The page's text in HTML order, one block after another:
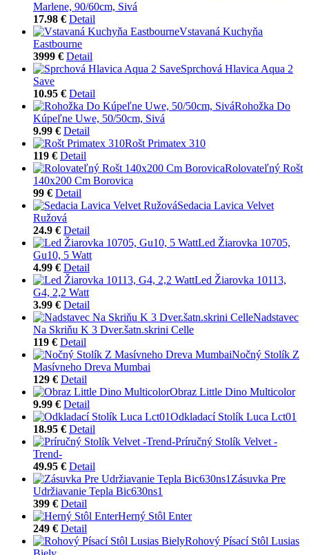
Marlene, 90/60cm, Sivá
17.98 € Detail
Vstavaná Kuchyňa
Eastbourne
3999 € Detail
Sprchová Hlavica Aqua 2
Save
10.95 € Detail
Rohožka Do
Kúpeľne Uwe, 50/50cm, Sivá
9.99 € Detail
Rošt Primatex 310
119 € Detail
Rolovateľný Rošt
140x200 Cm Borovica
99 € Detail
Sedacia Lavica Velvet
Ružová
24.9 € Detail
Led Žiarovka 10705,
Gu10, 5 Watt
4.99 € Detail
Led Žiarovka 10113,
G4, 2,2 Watt
3.99 € Detail
Nadstavec
Na Skriňu K 3 Dver.šatn.skrini Celle
119 € Detail
Nočný Stolík Z
Masívneho Dreva Mumbai
129 € Detail
Obraz Little Dino Multicolor
9.99 € Detail
Odkladací Stolík Luca Lct01
18.95 € Detail
Príručný Stolík Velvet -
Trend-
49.95 € Detail
Zásuvka Pre
Udržiavanie Tepla Bic630ns1
399 € Detail
Herný Stôl Enter
249 € Detail
Rohový Písací Stôl Lusias